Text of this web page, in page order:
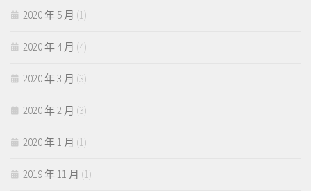
2020 年 5 月 (1)
2020 年 4 月 (4)
2020 年 3 月 (3)
2020 年 2 月 (3)
2020 年 1 月 (1)
2019 年 11 月 (1)